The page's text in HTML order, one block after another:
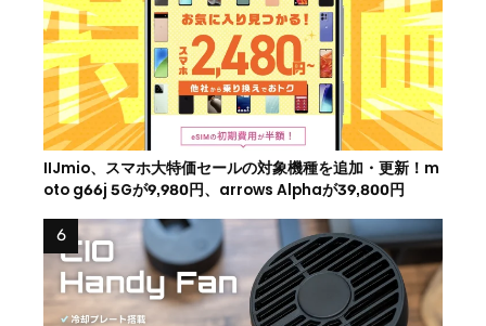
IIJmio、スマホ大特価セールの対象機種を追加・更新！m
oto g66j 5Gが9,980円、arrows Alphaが39,800円